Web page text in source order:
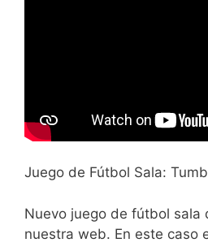
Juego de Fútbol Sala:
Nuevo juego de fútbol sala
nuestra web. En este caso